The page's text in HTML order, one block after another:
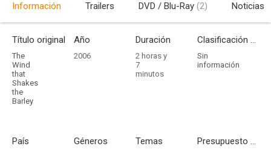
Información Trailers DVD / Blu-Ray (2) Noticias
Título original
The
Wind
that
Shakes
the
Barley
Año
2006
Duración
2 horas y
7
minutos
Clasificación por edades
Sin
información
País Géneros Temas Presupuesto - Ingresos